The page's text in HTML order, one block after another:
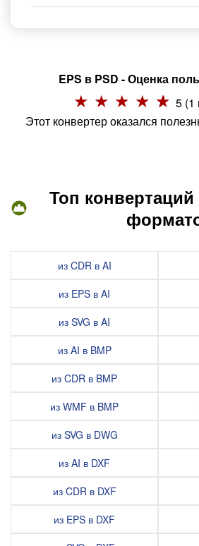
EPS в PSD - Оценка
5 (1
Этот конвертер оказался
Топ
из CDR в AI
из EPS в AI
из SVG в AI
из AI в BMP
из CDR в BMP
из WMF в BMP
из SVG в DWG
из AI в DXF
из CDR в DXF
из EPS в DXF